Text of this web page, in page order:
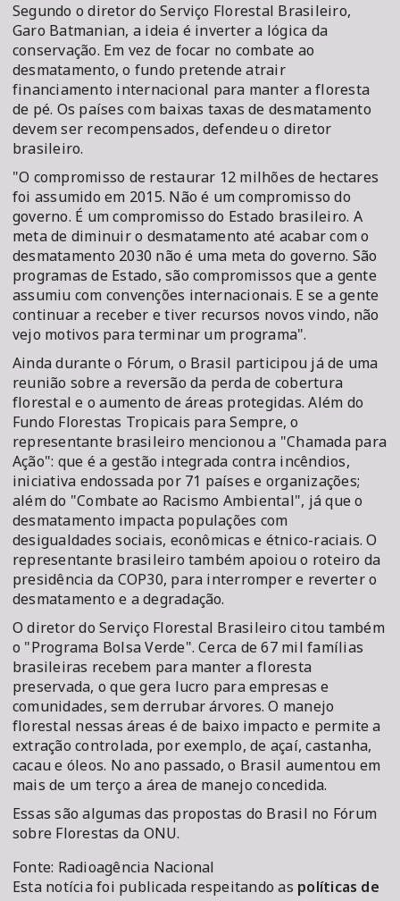
Segundo o diretor do Serviço Florestal Brasileiro,
Garo Batmanian, a ideia é inverter a lógica da
conservação. Em vez de focar no combate ao
desmatamento, o fundo pretende atrair
financiamento internacional para manter a floresta
de pé. Os países com baixas taxas de desmatamento
devem ser recompensados, defendeu o diretor
brasileiro.
"O compromisso de restaurar 12 milhões de hectares
foi assumido em 2015. Não é um compromisso do
governo. É um compromisso do Estado brasileiro. A
meta de diminuir o desmatamento até acabar com o
desmatamento 2030 não é uma meta do governo. São
programas de Estado, são compromissos que a gente
assumiu com convenções internacionais. E se a gente
continuar a receber e tiver recursos novos vindo, não
vejo motivos para terminar um programa".
Ainda durante o Fórum, o Brasil participou já de uma
reunião sobre a reversão da perda de cobertura
florestal e o aumento de áreas protegidas. Além do
Fundo Florestas Tropicais para Sempre, o
representante brasileiro mencionou a "Chamada para
Ação": que é a gestão integrada contra incêndios,
iniciativa endossada por 71 países e organizações;
além do "Combate ao Racismo Ambiental", já que o
desmatamento impacta populações com
desigualdades sociais, econômicas e étnico-raciais. O
representante brasileiro também apoiou o roteiro da
presidência da COP30, para interromper e reverter o
desmatamento e a degradação.
O diretor do Serviço Florestal Brasileiro citou também
o "Programa Bolsa Verde". Cerca de 67 mil famílias
brasileiras recebem para manter a floresta
preservada, o que gera lucro para empresas e
comunidades, sem derrubar árvores. O manejo
florestal nessas áreas é de baixo impacto e permite a
extração controlada, por exemplo, de açaí, castanha,
cacau e óleos. No ano passado, o Brasil aumentou em
mais de um terço a área de manejo concedida.
Essas são algumas das propostas do Brasil no Fórum
sobre Florestas da ONU.
Fonte: Radioagência Nacional
Esta notícia foi publicada respeitando as políticas de